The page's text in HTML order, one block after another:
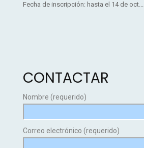
Fecha de inscripción: hasta el 14 de oct...
CONTACTAR
Nombre (requerido)
Correo electrónico (requerido)